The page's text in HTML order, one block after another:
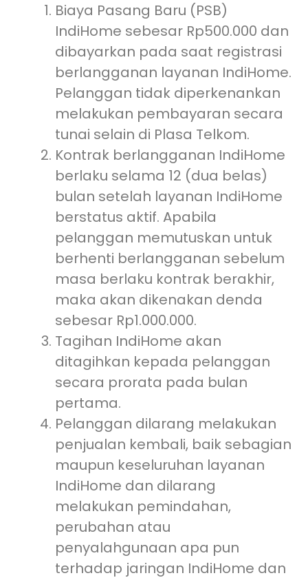
Biaya Pasang Baru (PSB)
IndiHome sebesar Rp500.000 dan
dibayarkan pada saat registrasi
berlangganan layanan IndiHome.
Pelanggan tidak diperkenankan
melakukan pembayaran secara
tunai selain di Plasa Telkom.
Kontrak berlangganan IndiHome
berlaku selama 12 (dua belas)
bulan setelah layanan IndiHome
berstatus aktif. Apabila
pelanggan memutuskan untuk
berhenti berlangganan sebelum
masa berlaku kontrak berakhir,
maka akan dikenakan denda
sebesar Rp1.000.000.
Tagihan IndiHome akan
ditagihkan kepada pelanggan
secara prorata pada bulan
pertama.
Pelanggan dilarang melakukan
penjualan kembali, baik sebagian
maupun keseluruhan layanan
IndiHome dan dilarang
melakukan pemindahan,
perubahan atau
penyalahgunaan apa pun
terhadap jaringan IndiHome dan